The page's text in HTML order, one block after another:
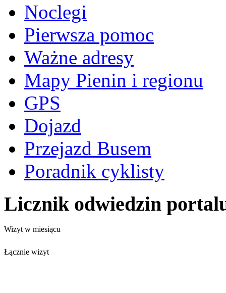
Noclegi
Pierwsza pomoc
Ważne adresy
Mapy Pienin i regionu
GPS
Dojazd
Przejazd Busem
Poradnik cyklisty
Licznik odwiedzin
Wizyt w miesiącu
Łącznie wizyt